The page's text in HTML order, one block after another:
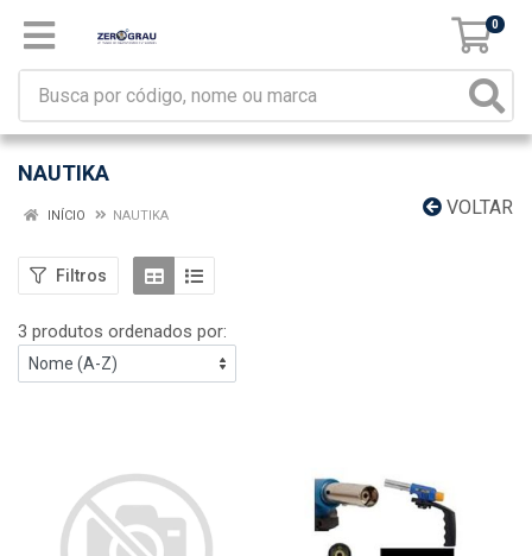
0
NAUTIKA
VOLTAR
INÍCIO NAUTIKA
Filtros
3 produtos ordenados por: